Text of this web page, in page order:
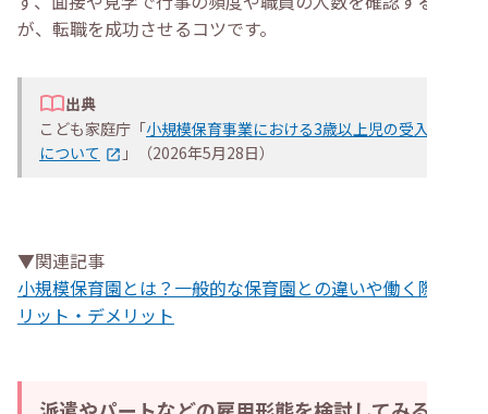
が、転職を成功させるコツです。
出典
こども家庭庁「小規模保育事業における3歳以上児の受入れ
について
」（2026年5月28日）
▼関連記事
小規模保育園とは？一般的な保育園との違いや働く際のメ
リット・デメリット